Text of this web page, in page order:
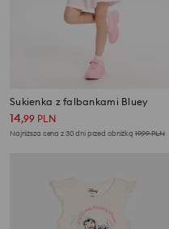
Sukienka z falbankami Bluey
14,99 PLN
Najniższa cena z 30 dni przed obniżką 19,99PLN